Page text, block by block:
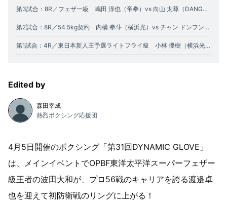
第3試合：8R／フェザー級 嶋田 淳也（帝拳）vs 向山 太尊（DANGAN）
第2試合：8R／54.5kg契約 内構 拳斗（横浜光）vs チャン ドンフン（三迫）
第1試合：4R／東日本新人王予選ライトフライ級 小林 優樹（横浜光）vs 當山 楓真（ワタナベ）
Edited by
森田幸成
熱烈ボクシング応援団
4月5日開催のボクシング「第31回DYNAMIC GLOVE」
は、メインイベントでOPBF東洋太平洋スーパーフェザー
級王者の波田大和が、プロ56戦のキャリアを誇る渡邉卓
也を迎えて初防衛戦のリングに上がる！